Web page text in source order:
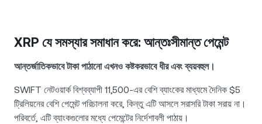
XRP যে সমস্যার সমাধান করে: আন্তঃসীমান্ত পেমেন্ট
আন্তর্জাতিকভাবে টাকা পাঠানো এখনও কষ্টকরভাবে ধীর এবং ব্যয়বহুল।
SWIFT নেটওয়ার্ক বিশ্বব্যাপী 11,500-এর বেশি ব্যাংকের মাধ্যমে দৈনিক $5
ট্রিলিয়নের বেশি পেমেন্ট পরিচালনা করে, কিন্তু এটি আসলে সরাসরি টাকা সরায় না।
পরিবর্তে, এটি ব্যাংকগুলোর মধ্যে পেমেন্টের নির্দেশাবলী পাঠায়।